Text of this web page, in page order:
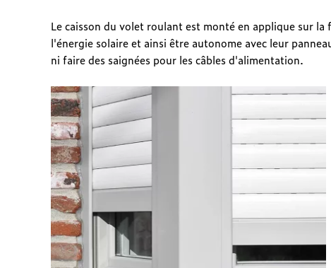
Le caisson du volet roulant est monté en applique sur
l'énergie solaire et ainsi être autonome avec leur
ni faire des saignées pour les câbles d'alimentation.